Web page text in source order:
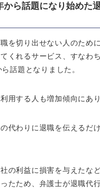
から話題になり始めた
を切り出せない人のため
くれるサービス、すなわ
話題となりました。
用する人も増加傾向にあり
代わりに退職を伝えるだ
の利益に損害を与えたな
たため、弁護士が退職代